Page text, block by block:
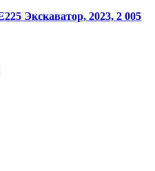
Экскаватор, 2023, 2 005